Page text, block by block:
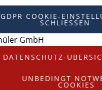
GDPR COOKIE-
SCHLIESSEN
DATENSCHUTZ-
UNBEDINGT
COOKIES